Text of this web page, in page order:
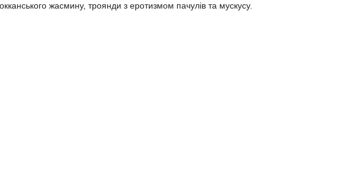
жасмину, троянди з еротизмом пачулів та мускусу.